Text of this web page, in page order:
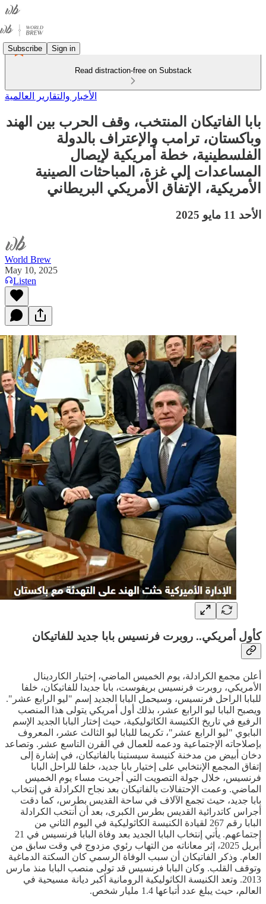
Subscribe Sign in
Read distraction-free on Substack
الأخبار والتقارير العالمية
بابا الفاتيكان المنتخب، وقف الحرب بين الهند
وباكستان، ترامب والإعتراف بالدولة
الفلسطينية، خطة أمريكية لإيصال
المساعدات إلي غزة، المباحثات الصينية
الأمريكية، الإتفاق الأمريكي البريطاني
الأحد 11 مايو 2025
World Brew
May 10, 2025
Listen
كأول أمريكي.. روبرت فرنسيس بابا جديد للفاتيكان
أعلن مجمع الكرادلة، يوم الخميس الماضي، إختيار الكاردينال
الأمريكي، روبرت فرنسيس بريفوست، بابا جديدا للفاتيكان، خلفا
للبابا الراحل فرنسيس، وسيحمل البابا الجديد إسم "ليو الرابع عشر".
ويصبح البابا ليو الرابع عشر، بذلك أول أمريكي يتولى هذا المنصب
الرفيع في تاريخ الكنيسة الكاثوليكية، حيث إختار البابا الجديد الإسم
البابوي "ليو الرابع عشر"، تكريما للبابا ليو الثالث عشر، المعروف
بإصلاحاته الإجتماعية ودعمه للعمال في القرن التاسع عشر. وتصاعد
دخان أبيض من مدخنة كنيسة سيستينا بالفاتيكان، في إشارة إلى
إتفاق المجمع الإنتخابي على إختيار بابا جديد، خلفا للراحل البابا
فرنسيس، خلال جولة التصويت التي أجريت مساء يوم الخميس
الماضي. وعمت الإحتفالات بالفاتيكان بعد نجاح الكرادلة في إنتخاب
بابا جديد، حيث تجمع الآلاف في ساحة القديس بطرس، كما دقت
أجراس كاتدرائية القديس بطرس الكبرى، بعد أن أنتخب الكرادلة
البابا رقم 267 لقيادة الكنيسة الكاثوليكية في اليوم الثاني من
إجتماعهم. يأتي إنتخاب البابا الجديد بعد وفاة البابا فرنسيس في 21
أبريل 2025، إثر معاناته من التهاب رئوي مزدوج في وقت سابق من
العام. وذكر الفاتيكان أن سبب الوفاة الرسمي كان السكتة الدماغية
وتوقف القلب. وكان البابا فرنسيس قد تولى منصب البابا منذ مارس
2013. وتعد الكنيسة الكاثوليكية الرومانية أكبر ديانة مسيحية في
العالم، حيث يبلغ عدد أتباعها 1.4 مليار شخص.